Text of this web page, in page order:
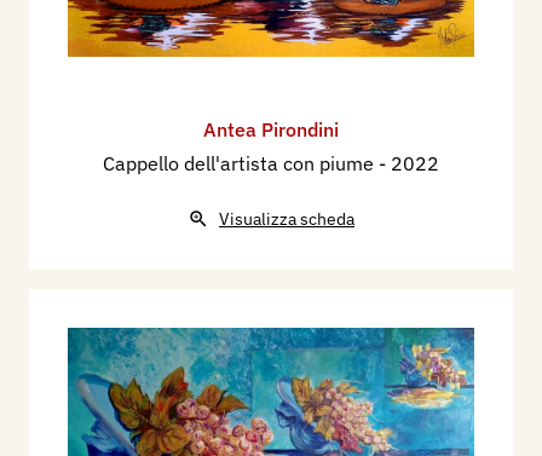
Antea Pirondini
Cappello dell'artista con piume - 2022
Visualizza scheda